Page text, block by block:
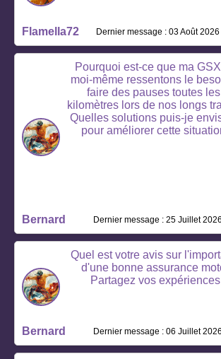
Flamella72 Dernier message : 03 Août 2026
Pourquoi est-ce que ma
moi-même ressentons le
faire des pauses toutes
kilomètres lors de nos longs
Quelles solutions puis-je
pour améliorer cette
Bernard Dernier message : 25 Juillet 2026
Quel est votre avis sur
d'une bonne assurance
Partagez vos expériences
Bernard Dernier message : 06 Juillet 2026